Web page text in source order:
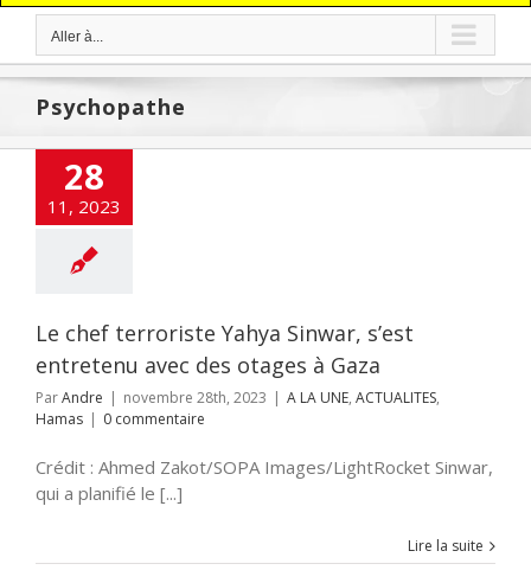
Aller à...
Psychopathe
28
11, 2023
Le chef terroriste Yahya Sinwar, s’est
entretenu avec des otages à Gaza
ParAndre | novembre 28th, 2023 | A LA UNE, ACTUALITES,
Hamas | 0 commentaire
Crédit : Ahmed Zakot/SOPA Images/LightRocket Sinwar,
qui a planifié le [...]
Lire la suite